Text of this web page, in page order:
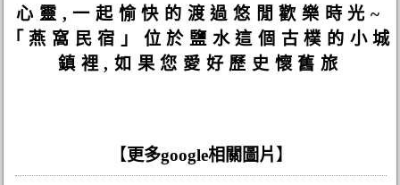
心靈,一起愉快的渡過悠閒歡樂時光~
「燕窩民宿」位於鹽水這個古樸的小城
鎮裡,如果您愛好歷史懷舊旅
【 更多google相關圖片 】